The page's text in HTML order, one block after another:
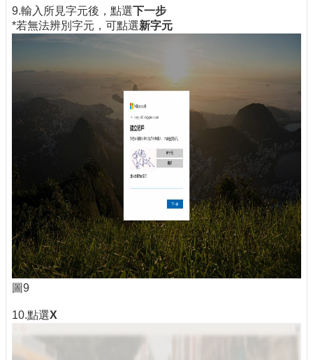
9.輸入所見字元後，點選下一步
*若無法辨別字元，可點選新字元
圖9
10.點選X